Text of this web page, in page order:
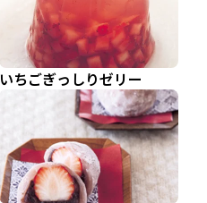
いちごぎっしりゼリー